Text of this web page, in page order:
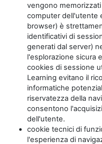
vengono
computer dell'utente
browser) è
identificativi di
generati dal server)
l'esplorazione sicura
cookies di sessione
Learning evitano il
informatiche
riservatezza della
consentono
dell'utente.
cookie tecnici di
l'esperienza di